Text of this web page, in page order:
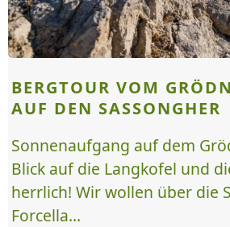
BERGTOUR VOM
AUF DEN SASSONGHER
Sonnenaufgang auf dem
Blick auf die Langkofel und
herrlich! Wir wollen über die
Forcella...